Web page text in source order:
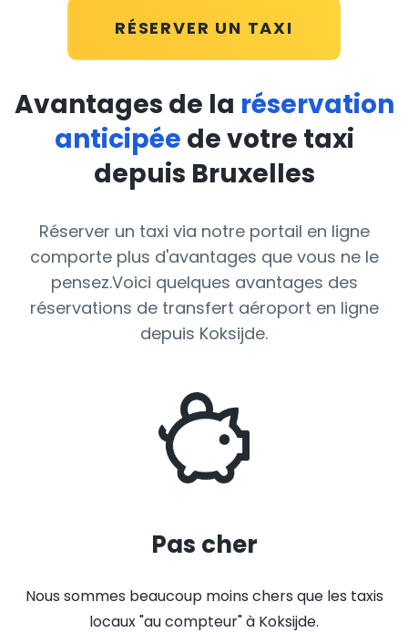
RÉSERVER UN TAXI
Avantages de la réservation
anticipée de votre taxi
depuis Bruxelles
Réserver un taxi via notre portail en ligne
comporte plus d'avantages que vous ne le
pensez.Voici quelques avantages des
réservations de transfert aéroport en ligne
depuis Koksijde.
Pas cher
Nous sommes beaucoup moins chers que les taxis
locaux "au compteur" à Koksijde.